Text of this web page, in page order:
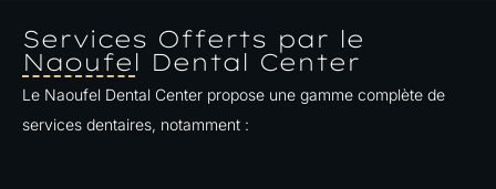
Services Offerts par le
Naoufel Dental Center
Le Naoufel Dental Center propose une gamme complète de
services dentaires, notamment :